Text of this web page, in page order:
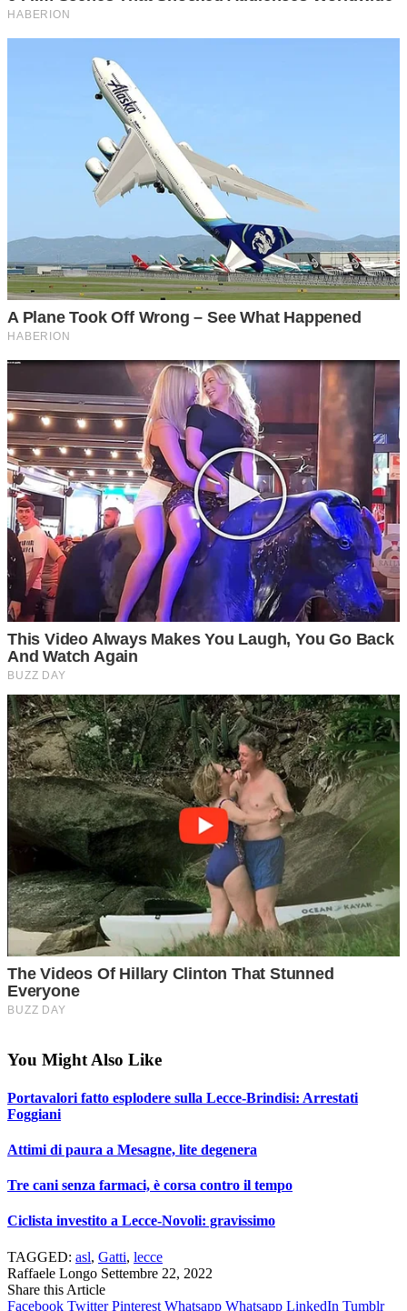
You Might Also Like
Portavalori fatto esplodere sulla Lecce-Brindisi: Arrestati
Foggiani
Attimi di paura a Mesagne, lite degenera
Tre cani senza farmaci, è corsa contro il tempo
Ciclista investito a Lecce-Novoli: gravissimo
TAGGED: asl, Gatti, lecce
Raffaele Longo Settembre 22, 2022
Share this Article
Facebook Twitter Pinterest Whatsapp Whatsapp LinkedIn Tumblr